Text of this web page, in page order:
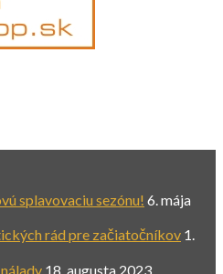
splavovaciu sezónu! 6. mája
rád pre začiatočníkov 1.
18. augusta 2023